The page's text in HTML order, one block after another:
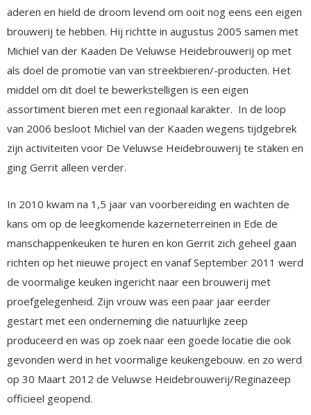
aderen en hield de droom levend om ooit nog eens een eigen
brouwerij te hebben. Hij richtte in augustus 2005 samen met
Michiel van der Kaaden De Veluwse Heidebrouwerij op met
als doel de promotie van van streekbieren/-producten. Het
middel om dit doel te bewerkstelligen is een eigen
assortiment bieren met een regionaal karakter. In de loop
van 2006 besloot Michiel van der Kaaden wegens tijdgebrek
zijn activiteiten voor De Veluwse Heidebrouwerij te staken en
ging Gerrit alleen verder.
In 2010 kwam na 1,5 jaar van voorbereiding en wachten de
kans om op de leegkomende kazerneterreinen in Ede de
manschappenkeuken te huren en kon Gerrit zich geheel gaan
richten op het nieuwe project en vanaf September 2011 werd
de voormalige keuken ingericht naar een brouwerij met
proefgelegenheid. Zijn vrouw was een paar jaar eerder
gestart met een onderneming die natuurlijke zeep
produceerd en was op zoek naar een goede locatie die ook
gevonden werd in het voormalige keukengebouw. en zo werd
op 30 Maart 2012 de Veluwse Heidebrouwerij/Reginazeep
officieel geopend.